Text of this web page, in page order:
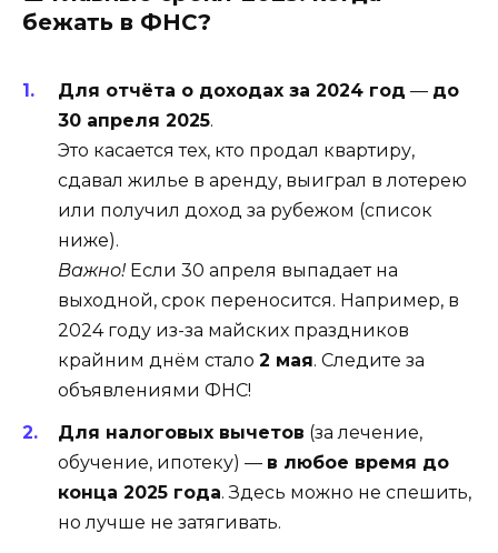
бежать в ФНС?
Для отчёта о доходах за 2024 год — до
30 апреля 2025.
Это касается тех, кто продал квартиру,
сдавал жилье в аренду, выиграл в лотерею
или получил доход за рубежом (список
ниже).
Важно! Если 30 апреля выпадает на
выходной, срок переносится. Например, в
2024 году из-за майских праздников
крайним днём стало 2 мая. Следите за
объявлениями ФНС!
Для налоговых вычетов (за лечение,
обучение, ипотеку) — в любое время до
конца 2025 года. Здесь можно не спешить,
но лучше не затягивать.